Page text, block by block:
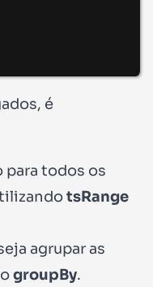
é
para todos os
tsRange
agrupar as
groupBy.